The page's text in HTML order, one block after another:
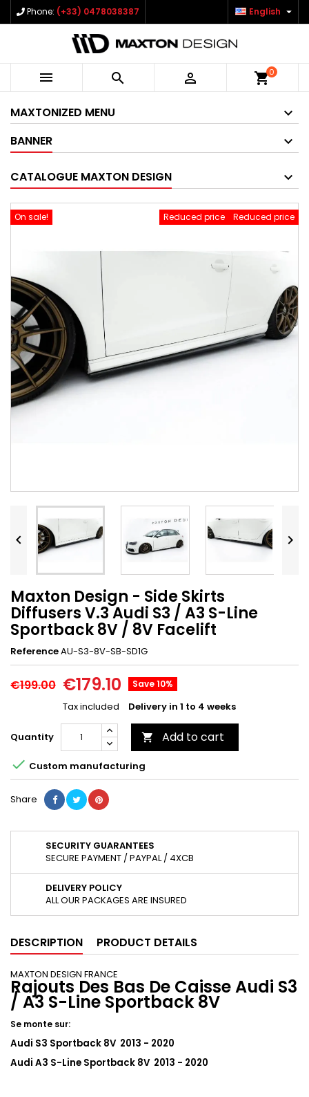
Phone: (+33) 0478038387 English 
   shopping_cart0
MAXTONIZED MENU
BANNER
CATALOGUE MAXTON DESIGN
On sale! Reduced price
Reduced price
 
Maxton Design - Side Skirts
Diffusers V.3 Audi S3 / A3 S-Line
Sportback 8V / 8V Facelift
ReferenceAU-S3-8V-SB-SD1G
€199.00 €179.10 Save 10%
Tax included Delivery in 1 to 4 weeks
Quantity  Add to cart
 Custom manufacturing
Share
SECURITY GUARANTEES
SECURE PAYMENT / PAYPAL / 4XCB
DELIVERY POLICY
ALL OUR PACKAGES ARE INSURED
DESCRIPTION PRODUCT DETAILS
MAXTON DESIGN FRANCE
Rajouts Des Bas De Caisse Audi S3
/ A3 S-Line Sportback 8V
Se monte sur:
Audi S3 Sportback 8V 2013 - 2020
Audi A3 S-Line Sportback 8V 2013 - 2020